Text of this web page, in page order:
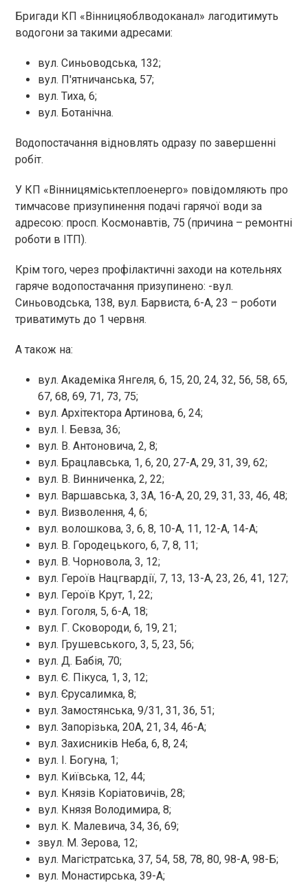
Бригади КП «Вінницяоблводоканал» лагодитимуть
водогони за такими адресами:
вул. Синьоводська, 132;
вул. П'ятничанська, 57;
вул. Тиха, 6;
вул. Ботанічна.
Водопостачання відновлять одразу по завершенні
робіт.
У КП «Вінницяміськтеплоенерго» повідомляють про
тимчасове призупинення подачі гарячої води за
адресою: просп. Космонавтів, 75 (причина – ремонтні
роботи в ІТП).
Крім того, через профілактичні заходи на котельнях
гаряче водопостачання призупинено: -вул.
Синьоводська, 138, вул. Барвиста, 6-А, 23 – роботи
триватимуть до 1 червня.
А також на:
вул. Академіка Янгеля, 6, 15, 20, 24, 32, 56, 58, 65,
67, 68, 69, 71, 73, 75;
вул. Архітектора Артинова, 6, 24;
вул. І. Бевза, 36;
вул. В. Антоновича, 2, 8;
вул. Брацлавська, 1, 6, 20, 27-А, 29, 31, 39, 62;
вул. В. Винниченка, 2, 22;
вул. Варшавська, 3, 3А, 16-А, 20, 29, 31, 33, 46, 48;
вул. Визволення, 4, 6;
вул. волошкова, 3, 6, 8, 10-А, 11, 12-А, 14-А;
вул. В. Городецького, 6, 7, 8, 11;
вул. В. Чорновола, 3, 12;
вул. Героїв Нацгвардії, 7, 13, 13-А, 23, 26, 41, 127;
вул. Героїв Крут, 1, 22;
вул. Гоголя, 5, 6-А, 18;
вул. Г. Сковороди, 6, 19, 21;
вул. Грушевського, 3, 5, 23, 56;
вул. Д. Бабія, 70;
вул. Є. Пікуса, 1, 3, 12;
вул. Єрусалимка, 8;
вул. Замостянська, 9/31, 31, 36, 51;
вул. Запорізька, 20А, 21, 34, 46-А;
вул. Захисників Неба, 6, 8, 24;
вул. І. Богуна, 1;
вул. Київська, 12, 44;
вул. Князів Коріатовичів, 28;
вул. Князя Володимира, 8;
вул. К. Малевича, 34, 36, 69;
звул. М. Зерова, 12;
вул. Магістратська, 37, 54, 58, 78, 80, 98-А, 98-Б;
вул. Монастирська, 39-А;